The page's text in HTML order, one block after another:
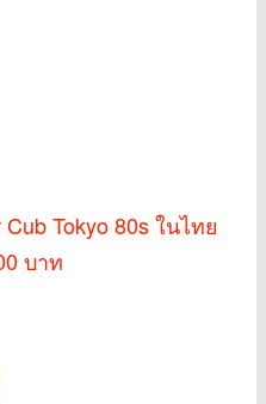
Tokyo 80s ในไทย
บาท